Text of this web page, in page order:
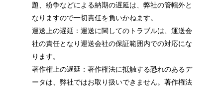
題、紛争などによる納期の遅延は、弊社の管轄外と
なりますので一切責任を負いかねます。
運送上の遅延：運送に関してのトラブルは、運送会
社の責任となり運送会社の保証範囲内での対応にな
ります。
著作権上の遅延：著作権法に抵触する恐れのあるデ
ータは、弊社ではお取り扱いできません。著作権法